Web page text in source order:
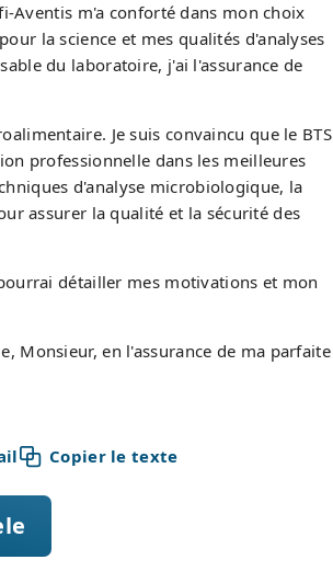
Aventis m'a conforté dans mon choix
la science et mes qualités d'analyses
du laboratoire, j'ai l'assurance de
Je suis convaincu que le BTS
professionnelle dans les meilleures
d'analyse microbiologique, la
assurer la qualité et la sécurité des
détailler mes motivations et mon
Monsieur, en l'assurance de ma parfaite
Copier le texte